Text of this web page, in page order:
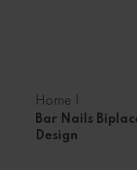
Home |
Bar Nails
Design